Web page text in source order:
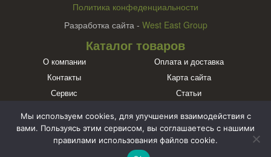
Политика конфеденциальности
Разработка сайта - West East Group
Каталог товаров
О компании
Оплата и доставка
Контакты
Карта сайта
Сервис
Статьи
Познакомьтесь с нами в социальных сетях
Мы используем cookies, для улучшения взаимодействия с
вами. Пользуясь этим сервисом, вы соглашаетесь с нашими
правилами использования файлов cookie.